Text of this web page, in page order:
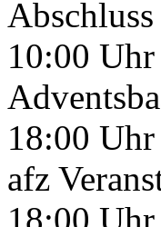
10:00 Uhr
18:00 Uhr
afz
18:00 Uhr